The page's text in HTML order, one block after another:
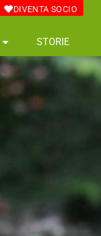
DIVENTA SOCIO
STORIE